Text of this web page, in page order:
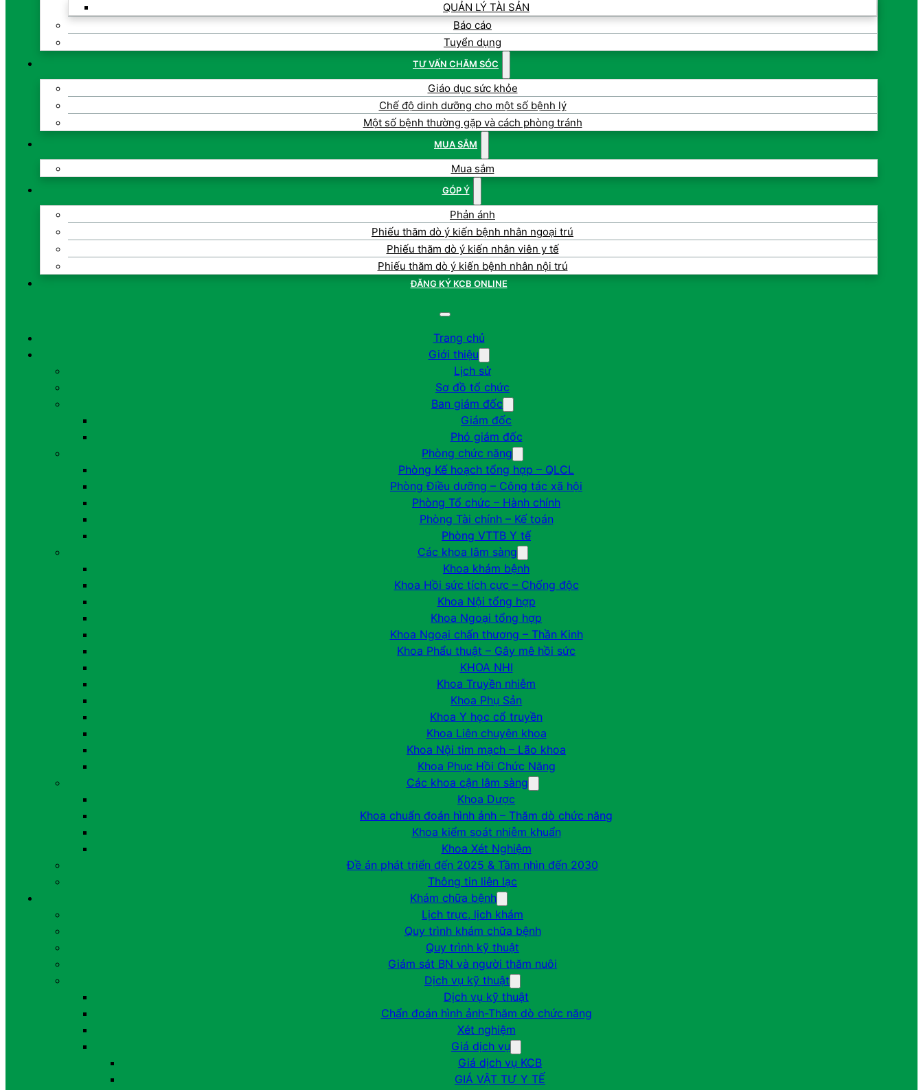
QUẢN LÝ TÀI SẢN
Báo cáo
Tuyển dụng
TƯ VẤN CHĂM SÓC
Giáo dục sức khỏe
Chế độ dinh dưỡng cho một số bệnh lý
Một số bệnh thường gặp và cách phòng tránh
MUA SẮM
Mua sắm
GÓP Ý
Phản ánh
Phiếu thăm dò ý kiến bệnh nhân ngoại trú
Phiếu thăm dò ý kiến nhân viên y tế
Phiếu thăm dò ý kiến bệnh nhân nội trú
ĐĂNG KÝ KCB ONLINE
Trang chủ
Giới thiệu
Lịch sử
Sơ đồ tổ chức
Ban giám đốc
Giám đốc
Phó giám đốc
Phòng chức năng
Phòng Kế hoạch tổng hợp – QLCL
Phòng Điều dưỡng – Công tác xã hội
Phòng Tổ chức – Hành chính
Phòng Tài chính – Kế toán
Phòng VTTB Y tế
Các khoa lâm sàng
Khoa khám bệnh
Khoa Hồi sức tích cực – Chống độc
Khoa Nội tổng hợp
Khoa Ngoại tổng hợp
Khoa Ngoại chấn thương – Thần Kinh
Khoa Phẩu thuật – Gây mê hồi sức
KHOA NHI
Khoa Truyền nhiễm
Khoa Phụ Sản
Khoa Y học cổ truyền
Khoa Liên chuyên khoa
Khoa Nội tim mạch – Lão khoa
Khoa Phục Hồi Chức Năng
Các khoa cận lâm sàng
Khoa Dược
Khoa chuẩn đoán hình ảnh – Thăm dò chức năng
Khoa kiểm soát nhiễm khuẩn
Khoa Xét Nghiệm
Đề án phát triển đến 2025 & Tầm nhìn đến 2030
Thông tin liên lạc
Khám chữa bệnh
Lịch trực, lịch khám
Quy trình khám chữa bệnh
Quy trình kỹ thuật
Giám sát BN và người thăm nuôi
Dịch vụ kỹ thuật
Dịch vụ kỹ thuật
Chẩn đoán hình ảnh-Thăm dò chức năng
Xét nghiệm
Giá dịch vụ
Giá dịch vụ KCB
GIÁ VẬT TƯ Y TẾ